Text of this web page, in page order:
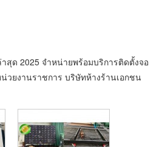
สุด 2025 จำหน่ายพร้อมบริการติดตั้งจอ
วยงานราชการ บริษัทห้างร้านเอกชน